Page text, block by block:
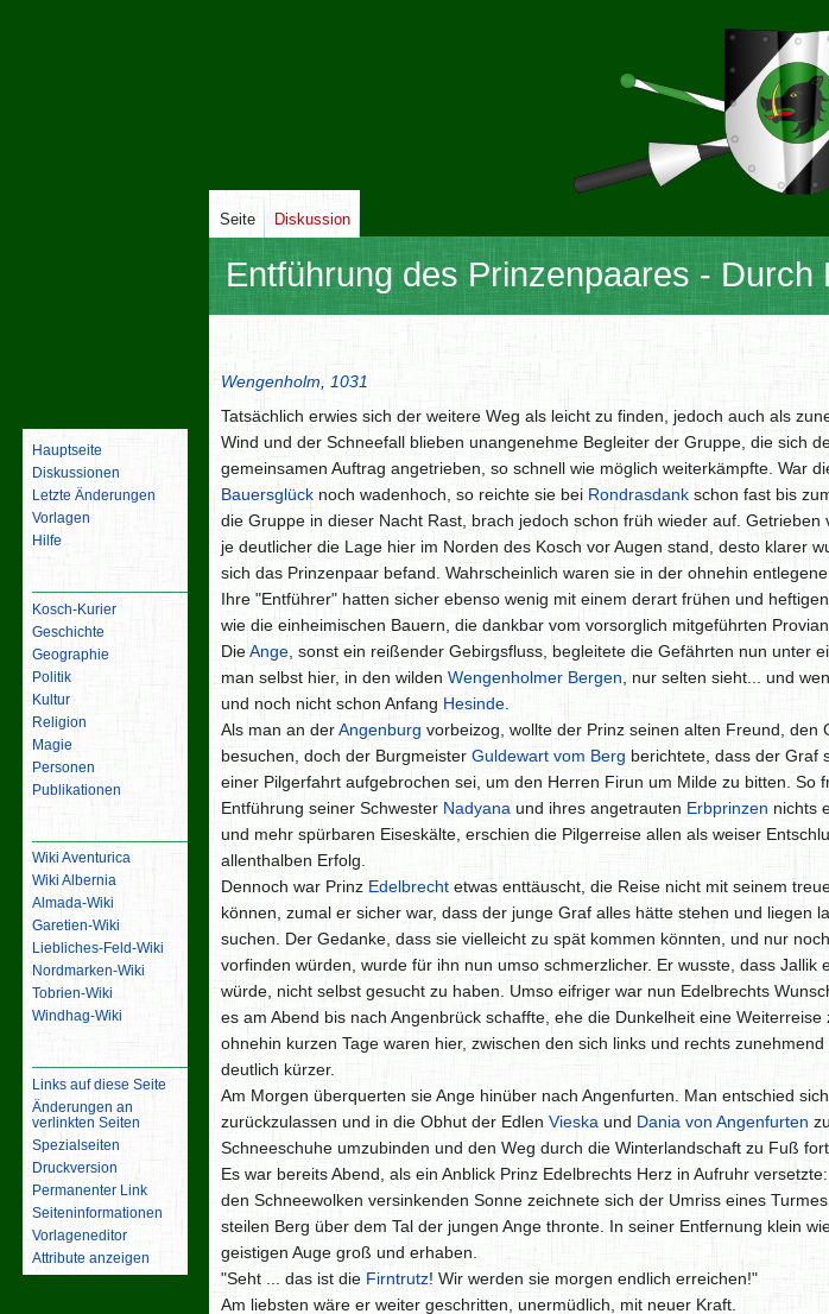
Entführung des Prinzenpaares - Durch
Navigation
Suche
Wengenholm, 1031
Tatsächlich erwies sich der weitere Weg als leicht zu finden, jedoch auch als
Wind und der Schneefall blieben unangenehme Begleiter der Gruppe, die sich
gemeinsamen Auftrag angetrieben, so schnell wie möglich weiterkämpfte. War
Bauersglück noch wadenhoch, so reichte sie bei Rondrasdank schon fast bis
die Gruppe in dieser Nacht Rast, brach jedoch schon früh wieder auf. Getrieben
je deutlicher die Lage hier im Norden des Kosch vor Augen stand, desto klarer
sich das Prinzenpaar befand. Wahrscheinlich waren sie in der ohnehin
Ihre "Entführer" hatten sicher ebenso wenig mit einem derart frühen und
wie die einheimischen Bauern, die dankbar vom vorsorglich mitgeführten
DieAnge, sonst ein reißender Gebirgsfluss, begleitete die Gefährten nun unter
man selbst hier, in den wilden Wengenholmer Bergen, nur selten sieht... und
und noch nicht schon Anfang Hesinde.
Als man an derAngenburg vorbeizog, wollte der Prinz seinen alten Freund, den
besuchen, doch der Burgmeister Guldewart vom Berg berichtete, dass der Graf
einer Pilgerfahrt aufgebrochen sei, um den Herren Firun um Milde zu bitten. So
Entführung seiner Schwester Nadyana und ihres angetrauten Erbprinzen nichts
und mehr spürbaren Eiseskälte, erschien die Pilgerreise allen als weiser
allenthalben Erfolg.
Dennoch war Prinz Edelbrecht etwas enttäuscht, die Reise nicht mit seinem
können, zumal er sicher war, dass der junge Graf alles hätte stehen und liegen
suchen. Der Gedanke, dass sie vielleicht zu spät kommen könnten, und nur
vorfinden würden, wurde für ihn nun umso schmerzlicher. Er wusste, dass Jallik
würde, nicht selbst gesucht zu haben. Umso eifriger war nun Edelbrechts
es am Abend bis nach Angenbrück schaffte, ehe die Dunkelheit eine
ohnehin kurzen Tage waren hier, zwischen den sich links und rechts
deutlich kürzer.
Am Morgen überquerten sie Ange hinüber nach Angenfurten. Man entschied
zurückzulassen und in die Obhut der Edlen Vieska und Dania von Angenfurten
Schneeschuhe umzubinden und den Weg durch die Winterlandschaft zu Fuß
Es war bereits Abend, als ein Anblick Prinz Edelbrechts Herz in Aufruhr
den Schneewolken versinkenden Sonne zeichnete sich der Umriss eines
steilen Berg über dem Tal der jungen Ange thronte. In seiner Entfernung klein
geistigen Auge groß und erhaben.
"Seht ... das ist die Firntrutz! Wir werden sie morgen endlich erreichen!"
Am liebsten wäre er weiter geschritten, unermüdlich, mit neuer Kraft.
Seite Diskussion
Hauptseite
Diskussionen
Letzte Änderungen
Vorlagen
Hilfe
Kosch-Kurier
Geschichte
Geographie
Politik
Kultur
Religion
Magie
Personen
Publikationen
Wiki Aventurica
Wiki Albernia
Almada-Wiki
Garetien-Wiki
Liebliches-Feld-Wiki
Nordmarken-Wiki
Tobrien-Wiki
Windhag-Wiki
Links auf diese Seite
Änderungen an
verlinkten Seiten
Spezialseiten
Druckversion
Permanenter Link
Seiten­­informationen
Vorlageneditor
Attribute anzeigen